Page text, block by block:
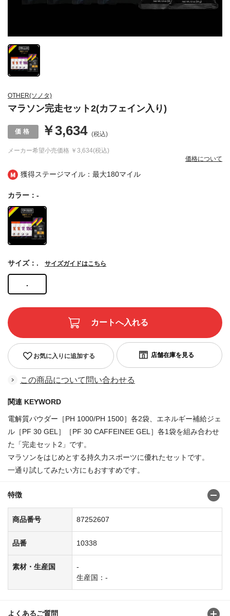
獲得ステージマイル：最大180マイル
OTHER(ソノタ)
マラソン完走セット2(カフェイン入り)
メーカー希望小売価格 ￥3,634(税込)
￥3,634 (税込)
価格について
カラー：-
.
サイズ：. サイズガイドはこちら
お気に入りに追加する
この商品について問い合わせる
関連 KEYWORD
電解質パウダー［PH 1000/PH 1500］各2袋、エネルギー補給ジェ
ル［PF 30 GEL］［PF 30 CAFFEINEE GEL］各1袋を組み合わせ
た「完走セット2」です。
マラソンをはじめとする持久力スポーツに優れたセットです。
一通り試してみたい方にもおすすめです。
特徴
商品番号 87252607
品番 10338
素材・生産国
-
生産国：-
よくあるご質問